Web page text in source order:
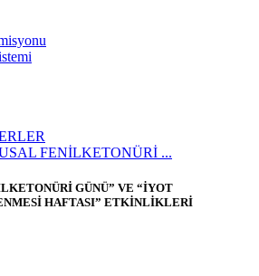
FENİLKETONÜRİ ...
GÜNÜ” VE “İYOT
HAFTASI” ETKİNLİKLERİ